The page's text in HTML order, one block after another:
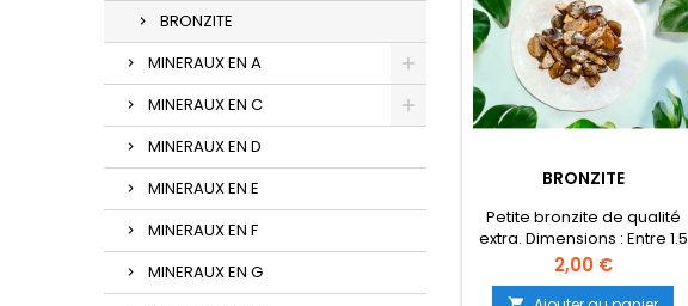
BRONZITE
MINERAUX EN A
MINERAUX EN C
MINERAUX EN D
MINERAUX EN E
MINERAUX EN F
MINERAUX EN G
BRONZITE
Petite bronzite de qualité
extra. Dimensions : Entre 1.5
et 2.5 cm Poids : Pays :
Brésil Toutes les photos sont
Prix
2,00 €